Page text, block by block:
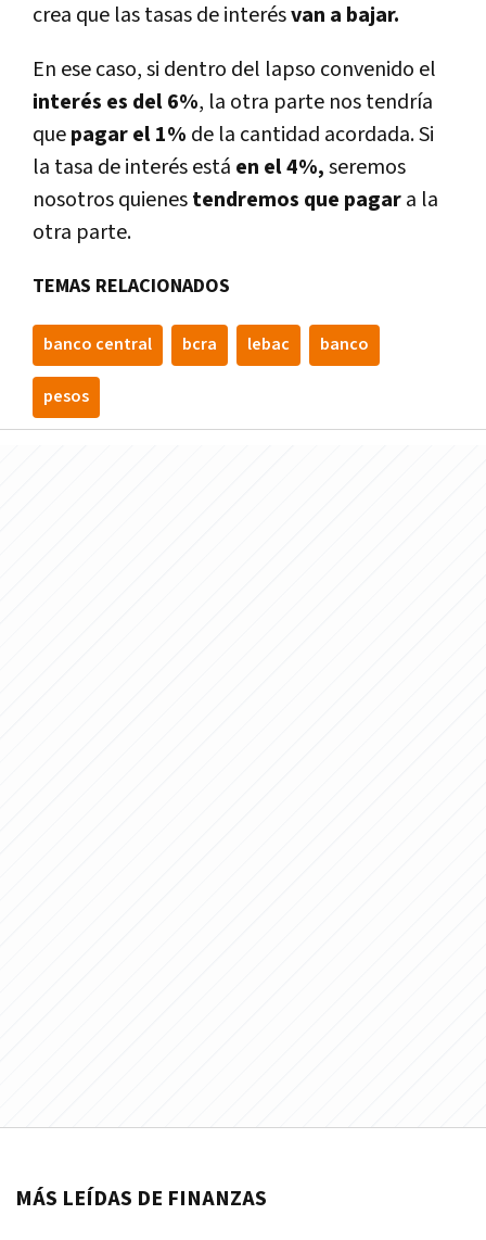
crea que las tasas de interésvan a bajar.
En ese caso, si dentro del lapso convenido el
interés es del 6%, la otra parte nos tendrí­a
quepagar el 1% de la cantidad acordada. Si
la tasa de interés está en el 4%,seremos
nosotros quienestendremos que pagara la
otra parte.
TEMAS RELACIONADOS
banco central bcra lebac banco
pesos
MÁS LEÍDAS DE FINANZAS